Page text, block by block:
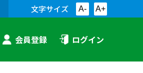
文字サイズ A- A+
会員登録 ログイン